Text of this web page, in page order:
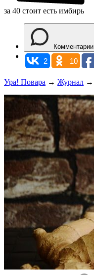
за 40 стоит есть имбирь
Комментарии
2
10
Ура! Повара → Журнал →